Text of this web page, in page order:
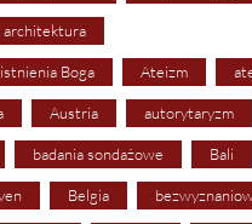
architektura
Boga Ateizm
Austria autorytaryzm
badania sondażowe Bali
Belgia